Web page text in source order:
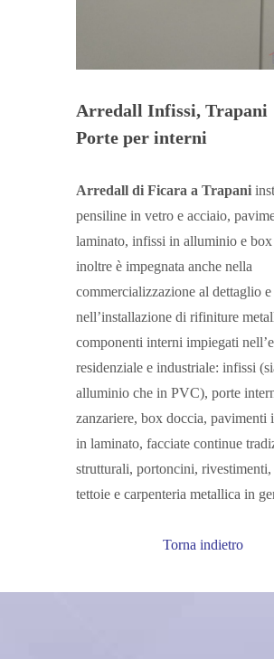
Arredall Infissi, Trapani
Porte per interni
Arredall di Ficara a Trapani
pensiline in vetro e acciaio,
laminato, infissi in alluminio e box
inoltre è impegnata anche nella
commercializzazione al dettaglio e
nell’installazione di rifiniture
componenti interni impiegati
residenziale e industriale: infissi
alluminio che in PVC), porte
zanzariere, box doccia, pavimenti
in laminato, facciate continue
strutturali, portoncini, rivestimenti,
tettoie e carpenteria metallica in
Torna indietro